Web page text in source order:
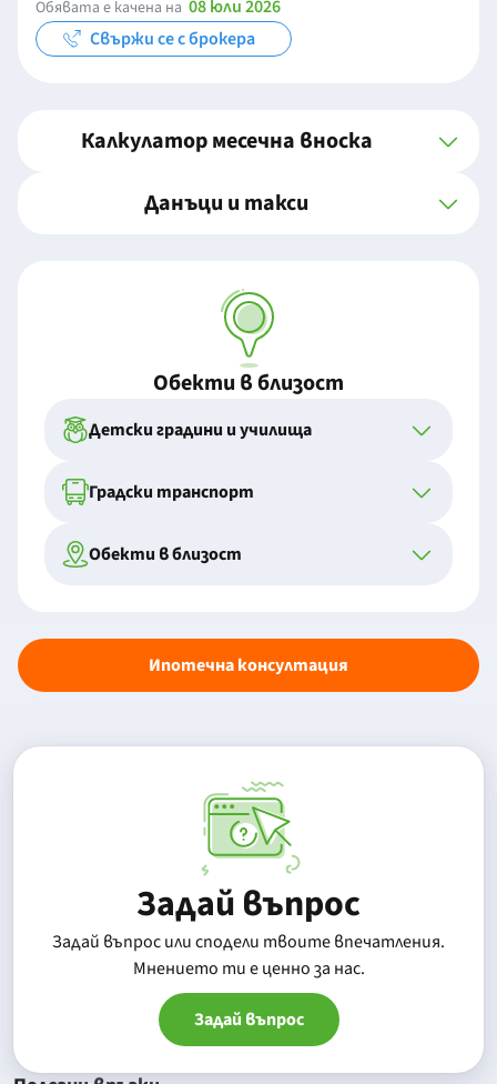
Обявата е качена на 08 юли 2026
Свържи се с брокера
Калкулатор месечна вноска
Данъци и такси
Обекти в близост
Детски градини и училища
Градски транспорт
Обекти в близост
Ипотечна консултация
Задай въпрос
Задай въпрос или сподели твоите впечатления.
Mнението ти е ценно за нас.
Задай въпрос